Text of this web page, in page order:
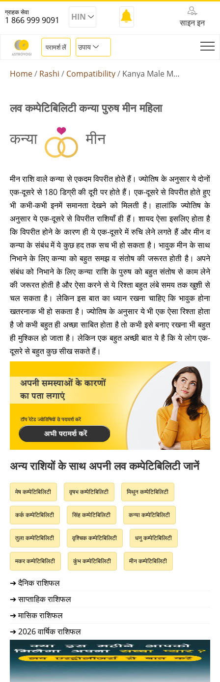
ग्राहक सेवा
1 866 999 9091 HIN
साइन इन
परामर्श लें उपाय
Home Rashi Compatibility Kanya Male Meen Female
लव कम्पेटिबिलिटी कन्या पुरुष मीन महिला
कन्या मीन
मीन राशि वाले कन्या से एकदम विपरीत होते हैं। ज्योतिष के अनुसार ये दोनों
एक-दूसरे से 180 डिग्री की दूरी पर होते हैं। एक-दूसरे से विपरीत होते हुए
भी कभी-कभी इनमें समानता देखने को मिलती है। हालांकि ज्योतिष के
अनुसार ये एक-दूसरे से विपरीत राशियाँ ही हैं। शायद ऐसा इसलिए होता है
कि विपरीत होने के कारण ही ये एक-दूसरे में रुचि लेने लगते हैं और मीन व
कन्या के संबंध में ये कुछ हद तक सच भी हो सकता है। भावुक मीन के साथ
निभाने के लिए कन्या को बहुत समझ व संतोष की जरूरत होती है। अपने
संबंध को निभाने के लिए कन्या राशि के पुरुष को बहुत संतोष से काम लेने
की जरूरत होती है और ऐसा करने से ये रिश्ता बहुत लंबे समय तक खुशी से
चल सकता है। लेकिन इस बात का ध्यान रखना चाहिए कि भावुक होना
खतरनाक भी हो सकता है। ज्योतिष के अनुसार ये भी एक ऐसा रिश्ता होता
है जो कभी बहुत ही अच्छा साबित होता है तो कभी इसे बनाए रखना भी बहुत
ही मुश्किल हो जाता है। लेकिन एक बहुत अच्छी बात ये है कि ये लोग एक-
दूसरे से बहुत कुछ सीख सकते हैं।
अन्य राशियों के साथ अपनी लव कम्पेटिबिलिटी जानें
मेष कम्पेटिबिलिटी वृषभ कम्पेटिबिलिटी मिथुन कम्पेटिबिलिटी
कर्क कम्पेटिबिलिटी सिंह कम्पेटिबिलिटी कन्या कम्पेटिबिलिटी
तुला कम्पेटिबिलिटी वृश्चिक कम्पेटिबिलिटी धनु कम्पेटिबिलिटी
मकर कम्पेटिबिलिटी कुंभ कम्पेटिबिलिटी मीन कम्पेटिबिलिटी
➔ दैनिक राशिफल
➔ साप्ताहिक राशिफल
➔ मासिक राशिफल
➔ 2026 वार्षिक राशिफल